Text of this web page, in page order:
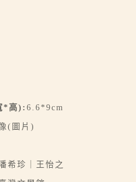
*高): 6.6*9cm
(圖片)
希珍｜王怡之